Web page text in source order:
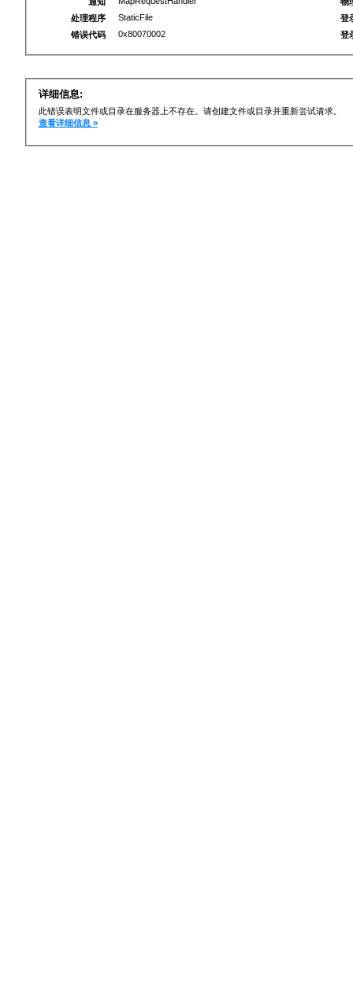
处理程序
StaticFile
错误代码
0x80070002
登
登
详细信息:
此错误表明文件或目录在服务器上不存在。请创建文件或目录并重新尝试请求。
查看详细信息 »